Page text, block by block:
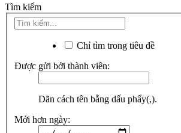
Tìm kiếm
Chỉ tìm trong tiêu đề
Được gửi bởi thành viên:
Dãn cách tên bằng dấu phẩy(,).
Mới hơn ngày: